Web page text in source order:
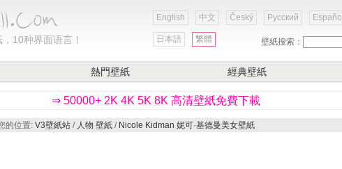
10种界面语言！
English 中文 Český Русский Español
日本語 繁體 壁紙搜索：
熱門壁紙 經典壁紙
⇒ 50000+ 2K 4K 5K 8K 高清壁紙免費下載
的位置: V3壁紙站 / 人物 壁紙 / Nicole Kidman 妮可·基德曼美女壁紙